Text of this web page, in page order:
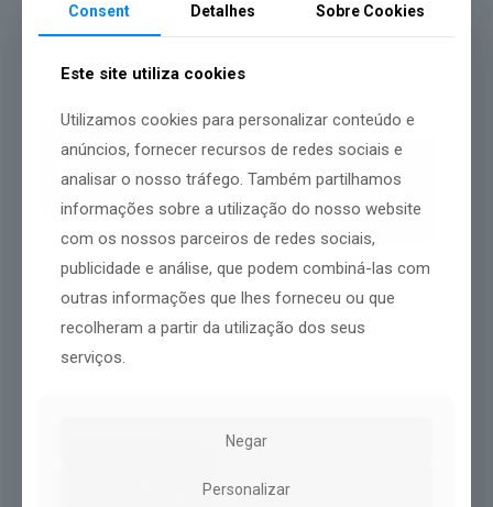
Básica Laptop
135,00€
YSG/200/DB1 Cofre de Hotel
Pequeno
97,00
Consent Detalhes Sobre Cookies
Este site utiliza cookies
Utilizamos cookies para personalizar conteúdo e
anúncios, fornecer recursos de redes sociais e
analisar o nosso tráfego. Também partilhamos
informações sobre a utilização do nosso website
com os nossos parceiros de redes sociais,
publicidade e análise, que podem combiná-las com
outras informações que lhes forneceu ou que
recolheram a partir da utilização dos seus
serviços.
Negar
Personalizar